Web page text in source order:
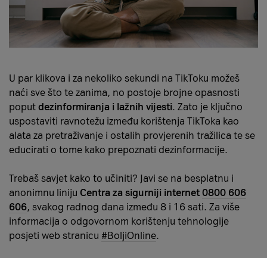
U par klikova i za nekoliko sekundi na TikToku možeš
naći sve što te zanima, no postoje brojne opasnosti
poput dezinformiranja i lažnih vijesti. Zato je ključno
uspostaviti ravnotežu između korištenja TikToka kao
alata za pretraživanje i ostalih provjerenih tražilica te se
educirati o tome kako prepoznati dezinformacije.
Trebaš savjet kako to učiniti? Javi se na besplatnu i
anonimnu liniju Centra za sigurniji internet 0800 606
606, svakog radnog dana između 8 i 16 sati. Za više
informacija o odgovornom korištenju tehnologije
posjeti web stranicu #BoljiOnline.